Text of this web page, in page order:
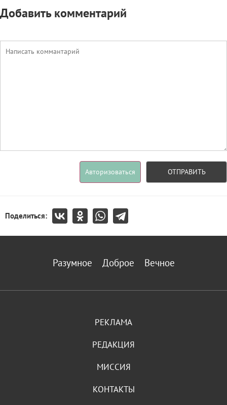
Добавить комментарий
Авторизоваться ОТПРАВИТЬ
Поделиться:
Разумное Доброе Вечное
РЕКЛАМА
РЕДАКЦИЯ
МИССИЯ
КОНТАКТЫ